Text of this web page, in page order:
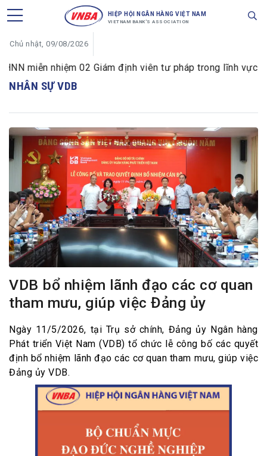
HIỆP HỘI NGÂN HÀNG VIỆT NAM
VIETNAM BANK'S ASSOCIATION
Chủ nhật, 09/08/2026
miễn nhiệm 02 Giám định viên tư pháp trong lĩnh vực
NHÂN SỰ VDB
VDB bổ nhiệm lãnh đạo các cơ quan
tham mưu, giúp việc Đảng ủy
Ngày 11/5/2026, tại Trụ sở chính, Đảng ủy Ngân hàng
Phát triển Việt Nam (VDB) tổ chức lễ công bố các quyết
định bổ nhiệm lãnh đạo các cơ quan tham mưu, giúp việc
Đảng ủy VDB.